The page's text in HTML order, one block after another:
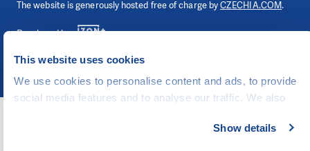
This website uses cookies
We use cookies to personalise content and ads, to provide
social media features and to analyse our traffic. We also
media, advertising and analytics partners who may
Show details
The website is generously hosted free of charge byCZECHIA.COM.
Developed by
Vizuální identitaMARVIL